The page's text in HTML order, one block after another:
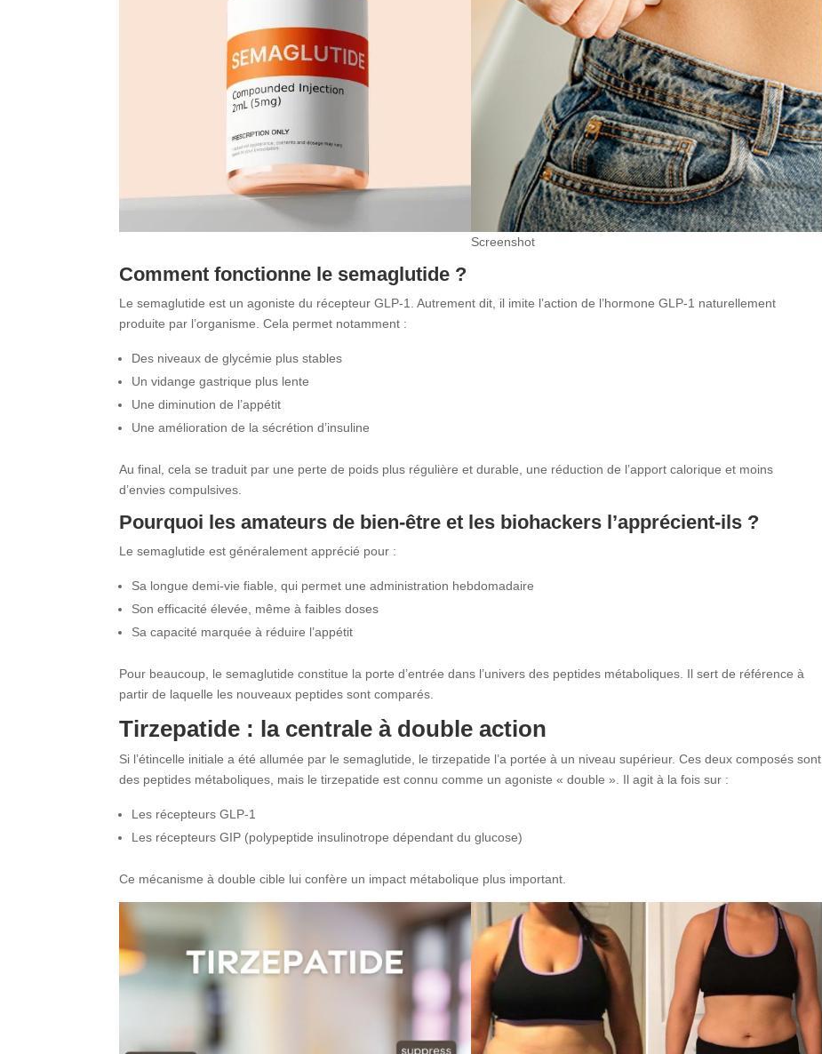
Screenshot
Comment fonctionne le semaglutide ?
Le semaglutide est un agoniste du récepteur GLP-1. Autrement dit, il imite l’action de l’hormone GLP-1 naturellement
produite par l’organisme. Cela permet notamment :
Des niveaux de glycémie plus stables
Un vidange gastrique plus lente
Une diminution de l’appétit
Une amélioration de la sécrétion d’insuline
Au final, cela se traduit par une perte de poids plus régulière et durable, une réduction de l’apport calorique et moins
d’envies compulsives.
Pourquoi les amateurs de bien-être et les biohackers l’apprécient-ils ?
Le semaglutide est généralement apprécié pour :
Sa longue demi-vie fiable, qui permet une administration hebdomadaire
Son efficacité élevée, même à faibles doses
Sa capacité marquée à réduire l’appétit
Pour beaucoup, le semaglutide constitue la porte d’entrée dans l’univers des peptides métaboliques. Il sert de référence à
partir de laquelle les nouveaux peptides sont comparés.
Tirzepatide : la centrale à double action
Si l’étincelle initiale a été allumée par le semaglutide, le tirzepatide l’a portée à un niveau supérieur. Ces deux composés sont
des peptides métaboliques, mais le tirzepatide est connu comme un agoniste « double ». Il agit à la fois sur :
Les récepteurs GLP-1
Les récepteurs GIP (polypeptide insulinotrope dépendant du glucose)
Ce mécanisme à double cible lui confère un impact métabolique plus important.